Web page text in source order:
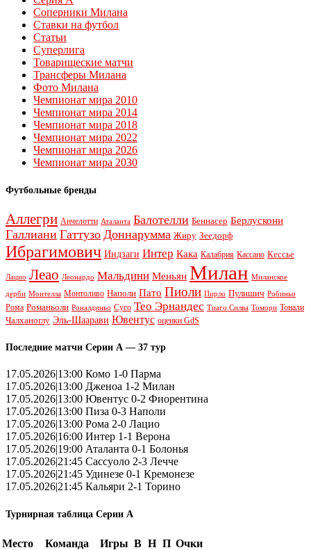
Соперники Милана
Ставки на футбол
Статьи
Суперлига
Товарищеские матчи
Трансферы Милана
Фото Милана
Чемпионат мира 2010
Чемпионат мира 2014
Чемпионат мира 2018
Чемпионат мира 2022
Чемпионат мира 2026
Чемпионат мира 2030
Футбольные бренды
Аллегри Анчелотти Аталанта Балотелли Беннасер Берлускони
Галлиани Гаттузо Доннарумма Жиру Зеедорф
Ибрагимович Индзаги Интер Кака Калабрия Кассано Кессье
Лацио Леао Леонардо Мальдини Меньян Милан Миланское
дерби Монтелла Монтоливо Наполи Пато Пиоли Пирло Пулишич Робиньо
Рома Романьоли Роналдиньо Сусо Тео Эрнандес Тиаго Силва Томори Тонали
Чалханоглу Эль-Шаарави Ювентус оценки GdS
Последние матчи Серии А — 37 тур
17.05.2026|13:00 Комо 1-0 Парма
17.05.2026|13:00 Дженоа 1-2 Милан
17.05.2026|13:00 Ювентус 0-2 Фиорентина
17.05.2026|13:00 Пиза 0-3 Наполи
17.05.2026|13:00 Рома 2-0 Лацио
17.05.2026|16:00 Интер 1-1 Верона
17.05.2026|19:00 Аталанта 0-1 Болонья
17.05.2026|21:45 Сассуоло 2-3 Лечче
17.05.2026|21:45 Удинезе 0-1 Кремонезе
17.05.2026|21:45 Кальяри 2-1 Торино
Турнирная таблица Серии А
Место Команда Игры В Н П Очки